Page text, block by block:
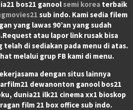
bos21 ganool semi korea terbaik
sub indo. Kami sedia filem
yang lawas 90’an yang sudah
atau lapor link rusak bisa
telah di sediakan pada menu di atas.
melalui grup FB kami di menu.
dengan situs lainnya
dewanonton ganool bos21
dunia21 ilk21 cinema xx1 bioskop
film 21 box office sub indo.